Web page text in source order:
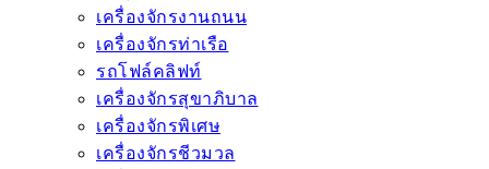
เครื่องจักรงานถนน
เครื่องจักรท่าเรือ
รถโฟล์คลิฟท์
เครื่องจักรสุขาภิบาล
เครื่องจักรพิเศษ
เครื่องจักรชีวมวล